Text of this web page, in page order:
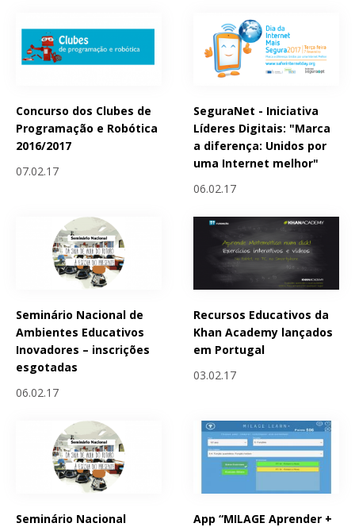
Concurso dos Clubes de
Programação e Robótica
2016/2017
07.02.17
SeguraNet - Iniciativa
Líderes Digitais: "Marca
a diferença: Unidos por
uma Internet melhor"
06.02.17
Seminário Nacional de
Ambientes Educativos
Inovadores – inscrições
esgotadas
06.02.17
Recursos Educativos da
Khan Academy lançados
em Portugal
03.02.17
Seminário Nacional
App “MILAGE Aprender +